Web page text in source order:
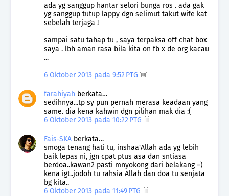
ada yg sanggup hantar selori bunga ros . ada gak
yg sanggup tutup lappy dgn selimut takut wife kat
sebelah terjaga !
sampai satu tahap tu , saya terpaksa off chat box
saya . lbh aman rasa bila kita on fb x de org kacau
...
6 Oktober 2013 pada 9:52 PTG
farahiyah berkata…
sedihnya...tp sy pun pernah merasa keadaan yang
same. dia kena kahwin dgn pilihan mak dia :(
6 Oktober 2013 pada 10:22 PTG
Fais-SKA berkata…
smoga tenang hati tu, inshaa'Allah ada yg lebih
baik lepas ni, jgn cpat ptus asa dan sntiasa
berdoa..kawan2 pasti mnyokong dari belakang =)
kena igt..jodoh tu rahsia Allah dan doa tu senjata
bg kita..
6 Oktober 2013 pada 11:49 PTG